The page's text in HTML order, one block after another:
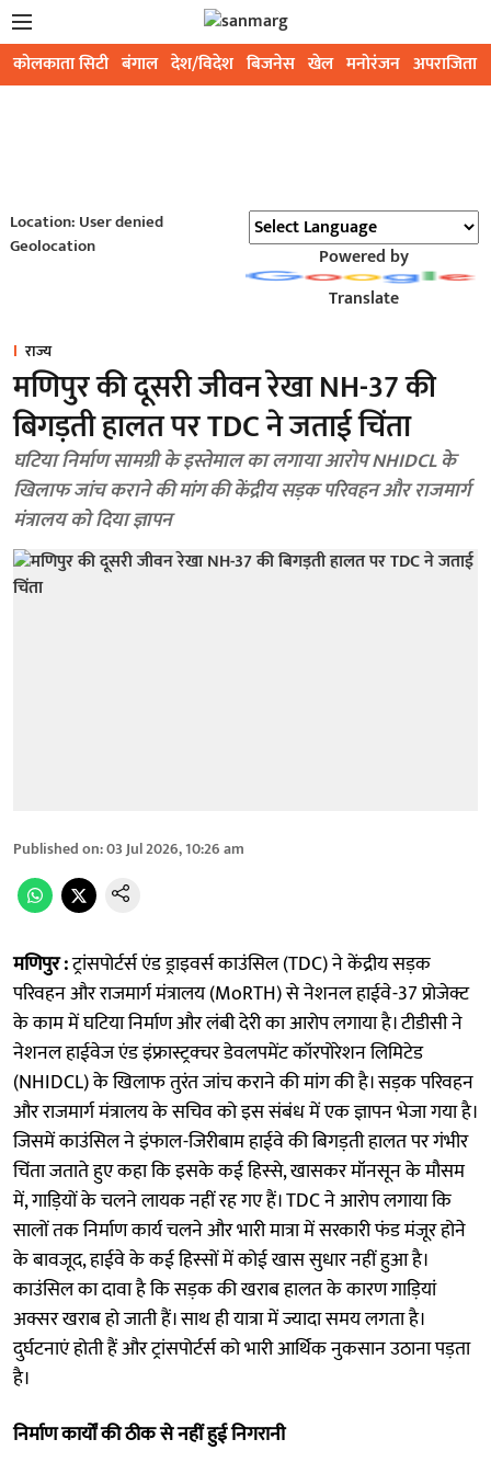
कोलकाता सिटी बंगाल देश/विदेश बिजनेस खेल मनोरंजन अपराजिता
Location: User denied
Geolocation
Powered by
Translate
राज्य
मणिपुर की दूसरी जीवन रेखा NH-37 की
बिगड़ती हालत पर TDC ने जताई चिंता
घटिया निर्माण सामग्री के इस्तेमाल का लगाया आरोप NHIDCL के
खिलाफ जांच कराने की मांग की केंद्रीय सड़क परिवहन और राजमार्ग
मंत्रालय को दिया ज्ञापन
Published on:03 Jul 2026, 10:26 am
मणिपुर :ट्रांसपोर्टर्स एंड ड्राइवर्स काउंसिल (TDC) ने केंद्रीय सड़क
परिवहन और राजमार्ग मंत्रालय (MoRTH) से नेशनल हाईवे-37 प्रोजेक्ट
के काम में घटिया निर्माण और लंबी देरी का आरोप लगाया है। टीडीसी ने
नेशनल हाईवेज एंड इंफ्रास्ट्रक्चर डेवलपमेंट कॉरपोरेशन लिमिटेड
(NHIDCL) के खिलाफ तुरंत जांच कराने की मांग की है। सड़क परिवहन
और राजमार्ग मंत्रालय के सचिव को इस संबंध में एक ज्ञापन भेजा गया है।
जिसमें काउंसिल ने इंफाल-जिरीबाम हाईवे की बिगड़ती हालत पर गंभीर
चिंता जताते हुए कहा कि इसके कई हिस्से, खासकर मॉनसून के मौसम
में, गाड़ियों के चलने लायक नहीं रह गए हैं। TDC ने आरोप लगाया कि
सालों तक निर्माण कार्य चलने और भारी मात्रा में सरकारी फंड मंजूर होने
के बावजूद, हाईवे के कई हिस्सों में कोई खास सुधार नहीं हुआ है।
काउंसिल का दावा है कि सड़क की खराब हालत के कारण गाड़ियां
अक्सर खराब हो जाती हैं। साथ ही यात्रा में ज्यादा समय लगता है।
दुर्घटनाएं होती हैं और ट्रांसपोर्टर्स को भारी आर्थिक नुकसान उठाना पड़ता
है।
निर्माण कार्यों की ठीक से नहीं हुई निगरानी